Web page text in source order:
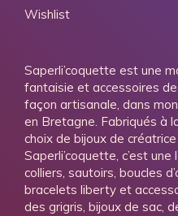
Wishlist
Saperli’coquette est une
fantaisie et accessoires
façon artisanale, dans
en Bretagne. Fabriqués à
choix de bijoux de
Saperli’coquette, c’est
colliers, sautoirs, boucles
bracelets liberty et
des grigris, bijoux de sac,